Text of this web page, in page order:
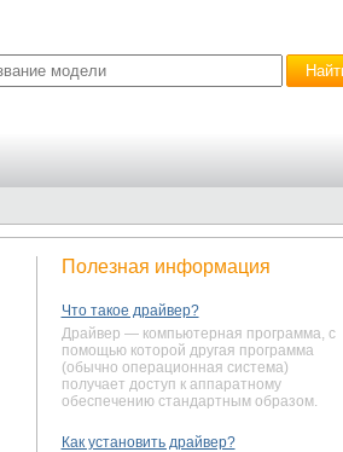
Полезная информация
Что такое драйвер?
Драйвер — компьютерная программа, с
помощью которой другая программа
(обычно операционная система)
получает доступ к аппаратному
обеспечению стандартным образом.
Как установить драйвер?